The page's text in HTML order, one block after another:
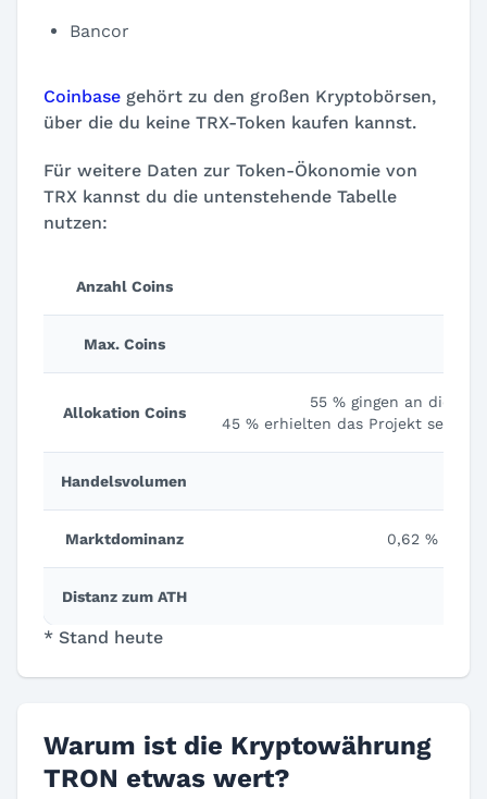
Bancor
Coinbase gehört zu den großen Kryptobörsen,
über die du keine TRX-Token kaufen kannst.
Für weitere Daten zur Token-Ökonomie von
TRX kannst du die untenstehende Tabelle
nutzen:
Anzahl Coins
Max. Coins
Allokation Coins
55 % gingen an die
45 % erhielten das Projekt selbst
Handelsvolumen
Marktdominanz 0,62 %
Distanz zum ATH
* Stand heute
Warum ist die Kryptowährung
TRON etwas wert?